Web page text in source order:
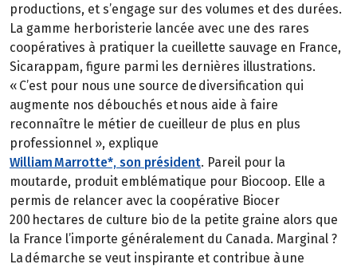
productions, et s’engage sur des volumes et des durées.
La gamme herboristerie lancée avec une des rares
coopératives à pratiquer la cueillette sauvage en France,
Sicarappam, figure parmi les dernières illustrations.
« C’est pour nous une source de diversification qui
augmente nos débouchés et nous aide à faire
reconnaître le métier de cueilleur de plus en plus
professionnel », explique
William Marrotte*, son président. Pareil pour la
moutarde, produit emblématique pour Biocoop. Elle a
permis de relancer avec la coopérative Biocer
200 hectares de culture bio de la petite graine alors que
la France l’importe généralement du Canada. Marginal ?
La démarche se veut inspirante et contribue à une